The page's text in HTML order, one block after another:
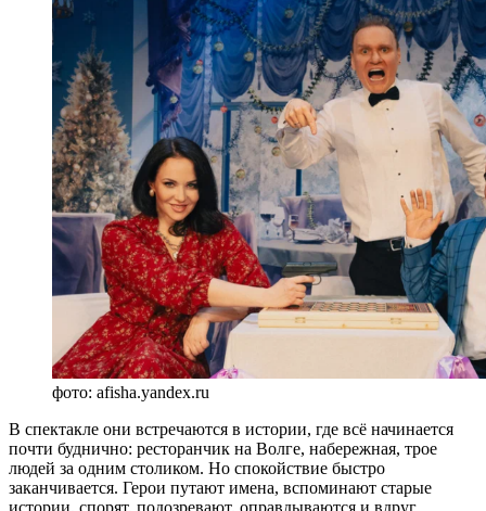
фото: afisha.yandex.ru
В спектакле они встречаются в истории, где всё начинается
почти буднично: ресторанчик на Волге, набережная, трое
людей за одним столиком. Но спокойствие быстро
заканчивается. Герои путают имена, вспоминают старые
истории, спорят, подозревают, оправдываются и вдруг